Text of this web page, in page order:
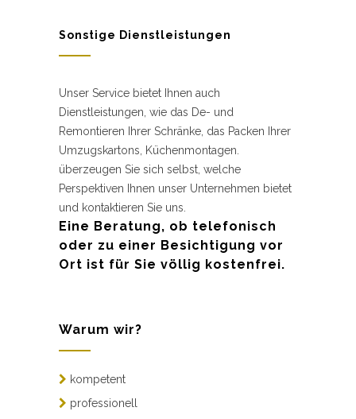
Sonstige Dienstleistungen
Unser Service bietet Ihnen auch
Dienstleistungen, wie das De- und
Remontieren Ihrer Schränke, das Packen Ihrer
Umzugskartons, Küchenmontagen.
überzeugen Sie sich selbst, welche
Perspektiven Ihnen unser Unternehmen bietet
und kontaktieren Sie uns.
Eine Beratung, ob telefonisch
oder zu einer Besichtigung vor
Ort ist für Sie völlig kostenfrei.
Warum wir?
kompetent
professionell